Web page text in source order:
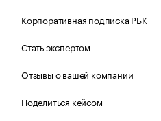
Корпоративная подписка РБК
Стать экспертом
Отзывы о вашей компании
Поделиться кейсом